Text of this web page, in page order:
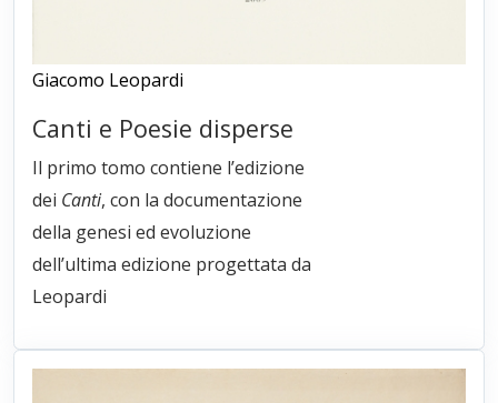
Giacomo Leopardi
Canti e Poesie disperse
Il primo tomo contiene l’edizione
dei Canti, con la documentazione
della genesi ed evoluzione
dell’ultima edizione progettata da
Leopardi